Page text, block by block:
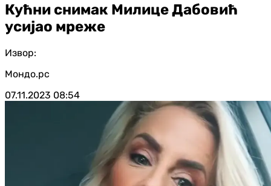
Кућни снимак Милице Дабовић
усијао мреже
Извор:
Мондо.рс
07.11.2023 08:54